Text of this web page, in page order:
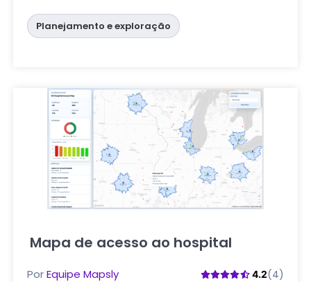
Planejamento e exploração
Mapa de acesso ao hospital
PorEquipe Mapsly 4.2(4)